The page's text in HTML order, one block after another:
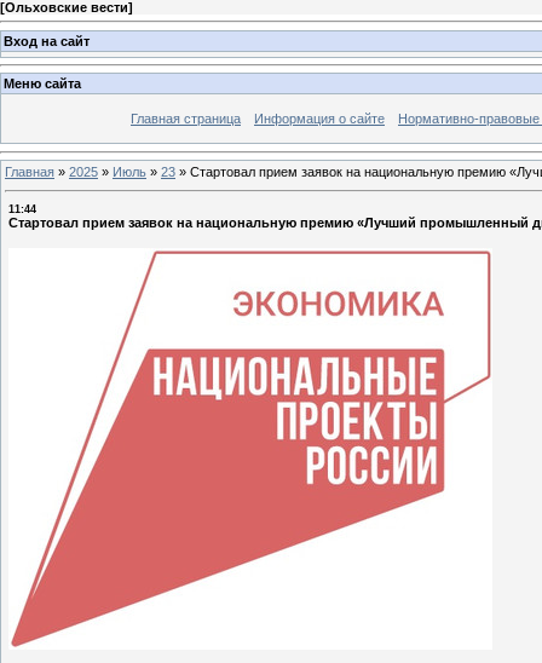
[Ольховские вести]
Вход на сайт
Меню сайта
Главная страница Информация о сайте Нормативно-правовые
Главная » 2025 » Июль » 23 » Стартовал прием заявок на национальную премию
11:44
Стартовал прием заявок на национальную премию «Лучший промышленный